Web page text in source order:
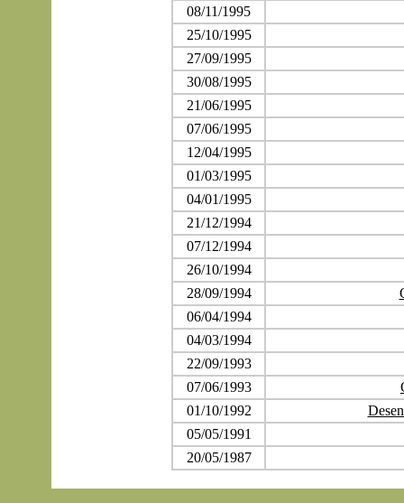
08/11/1995
25/10/1995
27/09/1995
30/08/1995
21/06/1995
07/06/1995
12/04/1995
01/03/1995
04/01/1995
21/12/1994
07/12/1994
26/10/1994
28/09/1994
06/04/1994
04/03/1994
22/09/1993
07/06/1993
01/10/1992
05/05/1991
20/05/1987